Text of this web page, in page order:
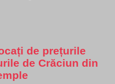
de prețurile
de Crăciun din